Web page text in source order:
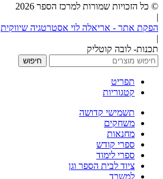
© כל הזכויות שמורות למרכז הספר 2026
|
הפקת אתר - אריאלה לוי אסטרטגיה שיווקית
|
תכנות- לובה קוטליק
חיפוש
תפריט
קטגוריות
תשמישי קדושה
משחקים
מחנאות
ספרי קודש
ספרי לימוד
ציוד לבית הספר וגן
למשרד